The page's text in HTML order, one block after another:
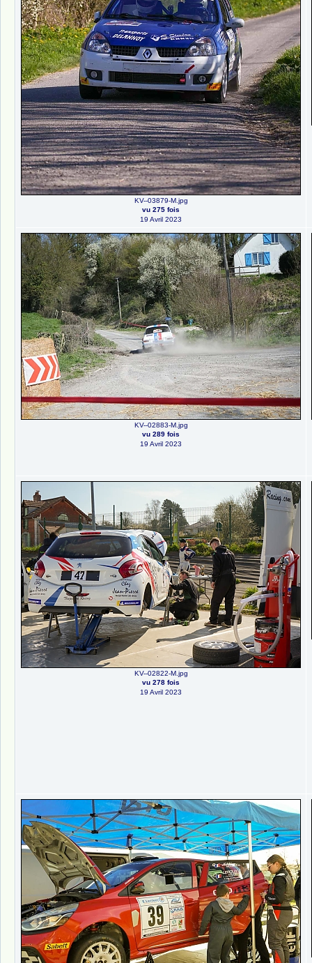
KV--03879-M.jpg
vu 275 fois
19 Avril 2023
KV--02883-M.jpg
vu 289 fois
19 Avril 2023
KV--02822-M.jpg
vu 278 fois
19 Avril 2023